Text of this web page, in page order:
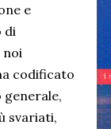
e
di
noi
codificato
svariati,